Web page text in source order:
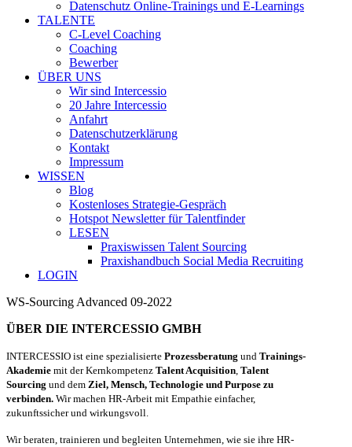
Datenschutz Online-Trainings und E-Learnings
TALENTE
C-Level Coaching
Coaching
Bewerber
ÜBER UNS
Wir sind Intercessio
20 Jahre Intercessio
Anfahrt
Datenschutzerklärung
Kontakt
Impressum
WISSEN
Blog
Kostenloses Strategie-Gespräch
Hotspot Newsletter für Talentfinder
LESEN
Praxiswissen Talent Sourcing
Praxishandbuch Social Media Recruiting
LOGIN
WS-Sourcing Advanced 09-2022
ÜBER DIE INTERCESSIO GMBH
INTERCESSIO ist eine spezialisierte Prozessberatung und Trainings-
Akademie mit der Kernkompetenz Talent Acquisition, Talent
Sourcing und dem Ziel, Mensch, Technologie und Purpose zu
verbinden. Wir machen HR-Arbeit mit Empathie einfacher,
zukunftssicher und wirkungsvoll.
Wir beraten, trainieren und begleiten Unternehmen, wie sie ihre HR-